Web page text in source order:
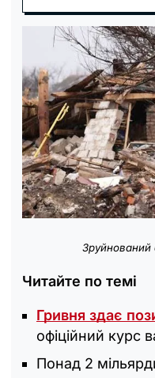
Зруйнований
Читайте по темі
Гривня здає
офіційний курс
Понад 2